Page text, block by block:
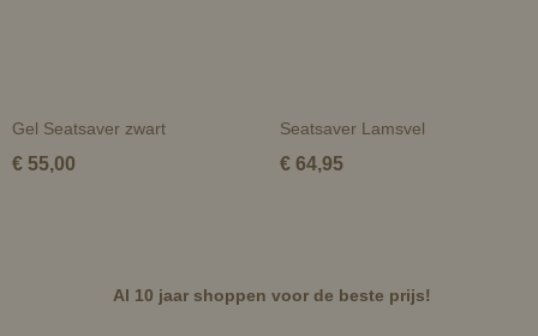
Gel Seatsaver zwart
€ 55,00
Seatsaver Lamsvel
€ 64,95
Al 10 jaar shoppen voor de beste prijs!